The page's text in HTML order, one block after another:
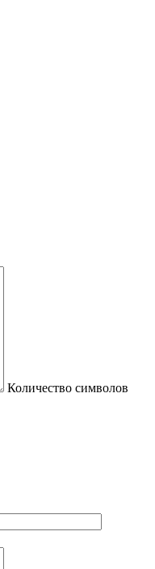
Количество символов